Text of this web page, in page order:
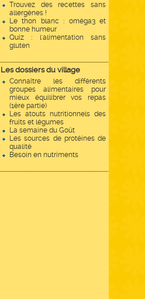
Trouvez des recettes sans
allergènes !
Le thon blanc : oméga3 et
bonne humeur
Quiz : l'alimentation sans
gluten
Les dossiers du village
Connaître les différents
groupes alimentaires pour
mieux équilibrer vos repas
(1ère partie)
Les atouts nutritionnels des
fruits et légumes
La semaine du Goût
Les sources de protéines de
qualité
Besoin en nutriments